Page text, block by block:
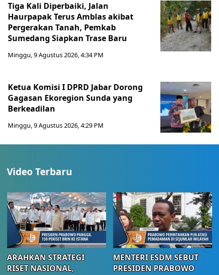
Tiga Kali Diperbaiki, Jalan
Haurpapak Terus Amblas akibat
Pergerakan Tanah, Pemkab
Sumedang Siapkan Trase Baru
Minggu, 9 Agustus 2026, 4:34 PM
Ketua Komisi I DPRD Jabar Dorong
Gagasan Ekoregion Sunda yang
Berkeadilan
Minggu, 9 Agustus 2026, 4:29 PM
Video Terbaru
ARAHKAN STRATEGI
RISET NASIONAL,
MENTERI ESDM SEBUT
PRESIDEN PRABOWO